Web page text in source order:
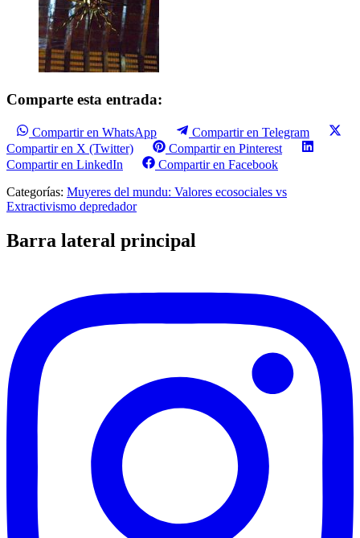
Comparte esta entrada:
Compartir en WhatsApp
Compartir en Telegram
Compartir en X (Twitter)
Compartir en Pinterest
Compartir en LinkedIn
Compartir en Facebook
Categorías: Muyeres del mundu: Valores ecosociales vs
Extractivismo depredador
Barra lateral principal